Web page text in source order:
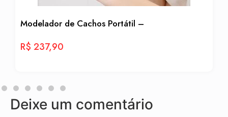
Modelador de Cachos Portátil –
R$237,90
Deixe um comentário